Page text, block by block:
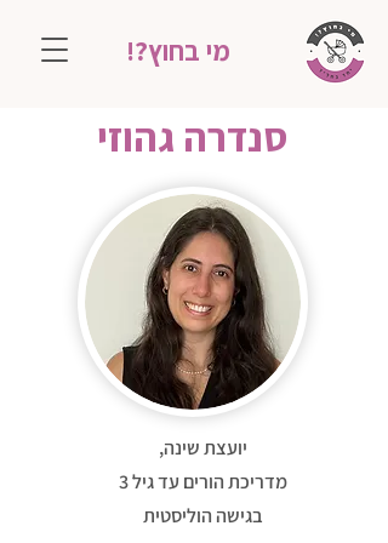
מי בחוץ?!
סנדרה גהוזי
יועצת שינה,
מדריכת הורים עד גיל 3
בגישה הוליסטית